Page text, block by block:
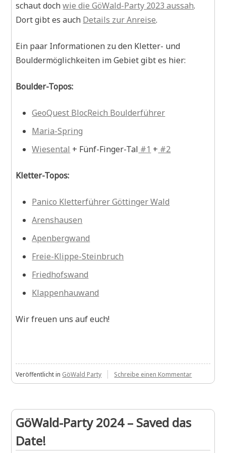
schaut dochwie die GöWald-Party 2023 aussah.
Dort gibt es auch Details zur Anreise.
Ein paar Informationen zu den Kletter- und
Bouldermöglichkeiten im Gebiet gibt es hier:
Boulder-Topos:
GeoQuest BlocReich Boulderführer
Maria-Spring
Wiesental + Fünf-Finger-Tal #1 + #2
Kletter-Topos:
Panico Kletterführer Göttinger Wald
Arenshausen
Apenbergwand
Freie-Klippe-Steinbruch
Friedhofswand
Klappenhauwand
Wir freuen uns auf euch!
Veröffentlicht in GöWald Party Schreibe einen Kommentarzu
Wir
GÖlympia
GöWald-Party 2024 – Saved das
Date!